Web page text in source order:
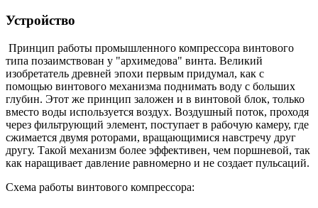
Устройство
Принцип работы промышленного компрессора винтового
типа позаимствован у "архимедова" винта. Великий
изобретатель древней эпохи первым придумал, как с
помощью винтового механизма поднимать воду с больших
глубин. Этот же принцип заложен и в винтовой блок, только
вместо воды используется воздух. Воздушный поток, проходя
через фильтрующий элемент, поступает в рабочую камеру, где
сжимается двумя роторами, вращающимися навстречу друг
другу. Такой механизм более эффективен, чем поршневой, так
как наращивает давление равномерно и не создает пульсаций.
Схема работы винтового компрессора: